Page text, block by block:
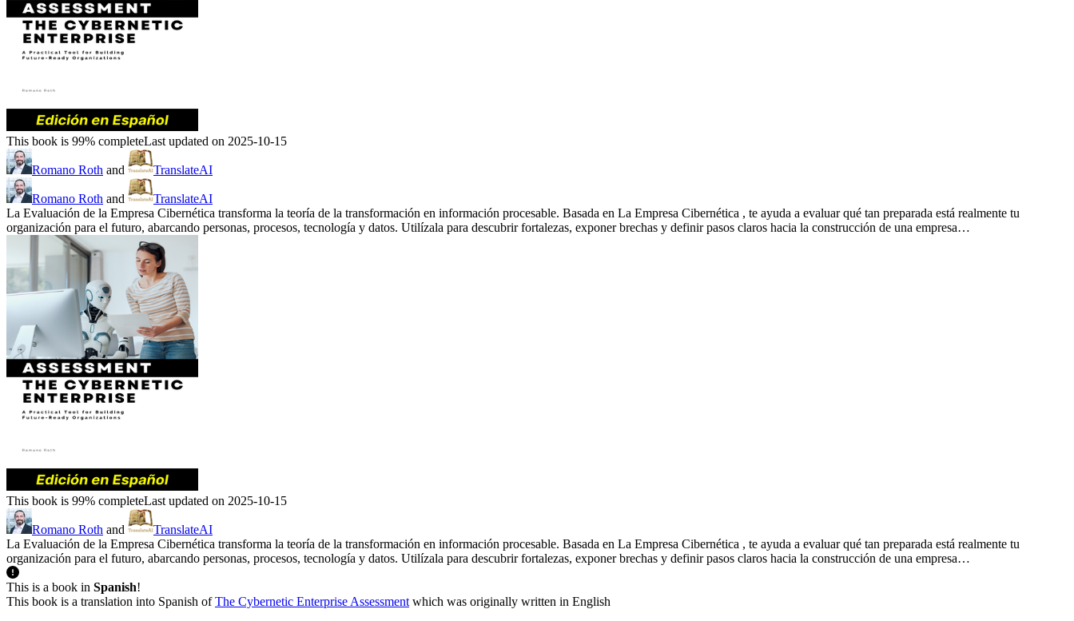
This book is 99% completeLast updated on 2025-10-15
Romano Roth and TranslateAI
Romano Roth and
TranslateAI
La Evaluación de la Empresa Cibernética transforma la teoría de la transformación en información procesable. Basada en La Empresa Cibernética , te ayuda a evaluar qué tan preparada está realmente tu
organización para el futuro, abarcando personas, procesos, tecnología y datos. Utilízala para descubrir fortalezas, exponer brechas y definir pasos claros hacia la construcción de una empresa…
This book is 99% completeLast updated on 2025-10-15
Romano Roth and
TranslateAI
La Evaluación de la Empresa Cibernética transforma la teoría de la transformación en información procesable. Basada en La Empresa Cibernética , te ayuda a evaluar qué tan preparada está realmente tu
organización para el futuro, abarcando personas, procesos, tecnología y datos. Utilízala para descubrir fortalezas, exponer brechas y definir pasos claros hacia la construcción de una empresa…
This is a book in Spanish!
This book is a translation into Spanish ofThe Cybernetic Enterprise Assessmentwhich was originally written in English